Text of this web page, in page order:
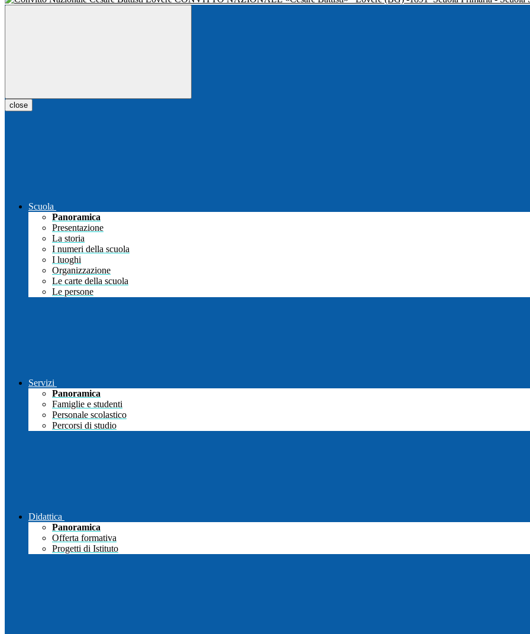
close
Scuola
Panoramica
Presentazione
La storia
I numeri della scuola
I luoghi
Organizzazione
Le carte della scuola
Le persone
Servizi
Panoramica
Famiglie e studenti
Personale scolastico
Percorsi di studio
Didattica
Panoramica
Offerta formativa
Progetti di Istituto